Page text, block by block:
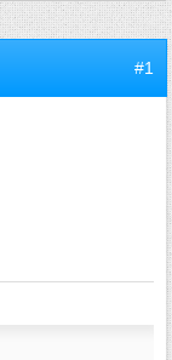
#1